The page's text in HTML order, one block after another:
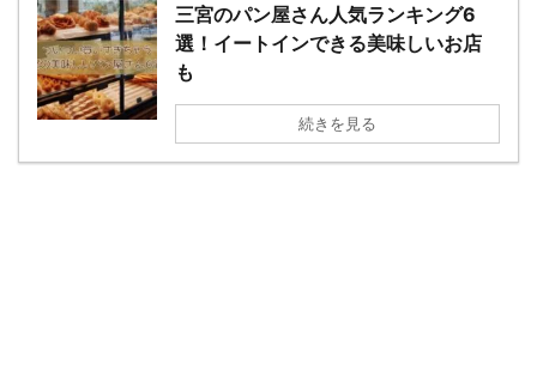
三宮のパン屋さん人気ランキング6
選！イートインできる美味しいお店
も
続きを見る